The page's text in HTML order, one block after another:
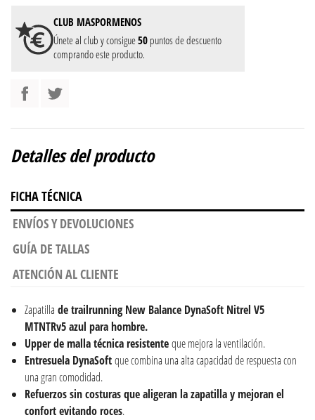
CLUB MASPORMENOS
Únete al club y consigue50 puntos de descuento
comprando este producto.
Detalles del producto
FICHA TÉCNICA
ENVÍOS Y DEVOLUCIONES
GUÍA DE TALLAS
ATENCIÓN AL CLIENTE
Zapatilla de trailrunning New Balance DynaSoft Nitrel V5
MTNTRv5 azul para hombre.
Upper de malla técnica resistenteque mejora la ventilación.
Entresuela DynaSoftque combina una alta capacidad de respuesta con
una gran comodidad.
Refuerzos sin costuras que aligeran la zapatilla y mejoran el
confort evitando roces.